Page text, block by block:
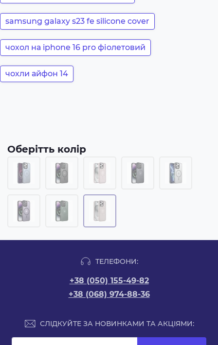
samsung galaxy s23 fe silicone cover
чохол на iphone 16 pro фіолетовий
чохли айфон 14
Оберітть колір
ТЕЛЕФОНИ:
+38 (050) 155-49-82
+38 (068) 974-88-36
СЛІДКУЙТЕ ЗА НОВИНКАМИ ТА АКЦІЯМИ: